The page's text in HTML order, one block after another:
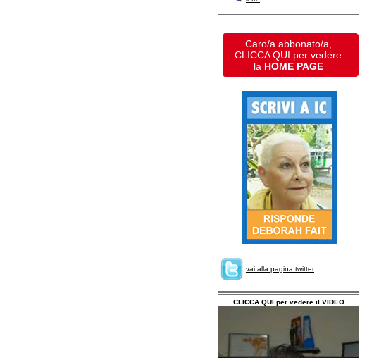
Caro/a abbonato/a,
CLICCA QUI per vedere
la HOME PAGE
vai alla pagina twitter
CLICCA QUI per vedere il VIDEO